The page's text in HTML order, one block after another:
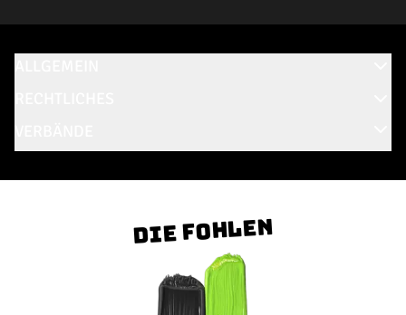
Die Fohlen